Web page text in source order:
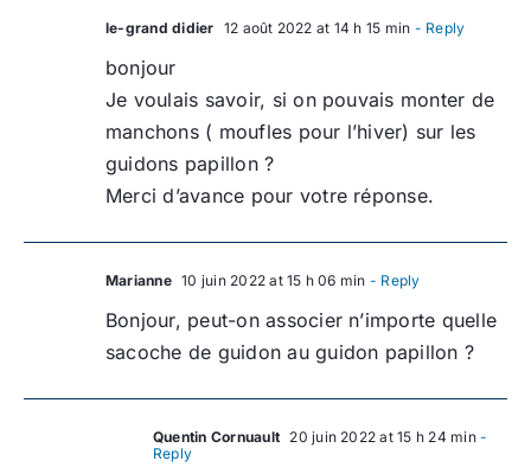
le-grand didier 12 août 2022 at 14 h 15 min - Reply
bonjour
Je voulais savoir, si on pouvais monter de
manchons ( moufles pour l’hiver) sur les
guidons papillon ?
Merci d’avance pour votre réponse.
Marianne 10 juin 2022 at 15 h 06 min - Reply
Bonjour, peut-on associer n’importe quelle
sacoche de guidon au guidon papillon ?
Quentin Cornuault 20 juin 2022 at 15 h 24 min-
Reply